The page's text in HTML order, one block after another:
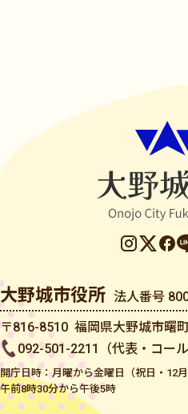
大野城市役所 法人番号
〒816-8510 福岡県大野城市曙
092-501-2211（代表・コー
開庁日時：月曜から金曜日（祝日・12
午前8時30分から午後5時